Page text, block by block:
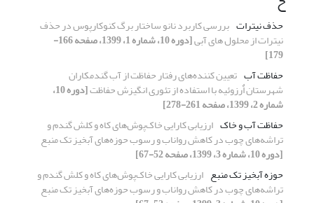
حذف نیترات بررسی کاربرد نانو ساختار برگ کنوکارپوس در حذف
نیترات از محلول های آبی [دوره 10، شماره 1، 1399، صفحه 166-
179]
حفاظت آب تعیین کننده‌های رفتار حفاظت از آب گندم‏کاران
شهرستان اٌرزوئیه با استفاده از تئوری انگیزش حفاظت [دوره 10،
شماره 2، 1399، صفحه 261-278]
حفاظت آب و خاک ارزیابی کارایی خاک‌پوش‌های کاه و کلش گندم و
تراشه‌های چوب در کاهش رواناب و رسوب حوزه‌های آبخیز تک منبع
[دوره 10، شماره 3، 1399، صفحه 52-67]
حوزه آبخیز تک منبع ارزیابی کارایی خاک‌پوش‌های کاه و کلش گندم و
تراشه‌های چوب در کاهش رواناب و رسوب حوزه‌های آبخیز تک منبع